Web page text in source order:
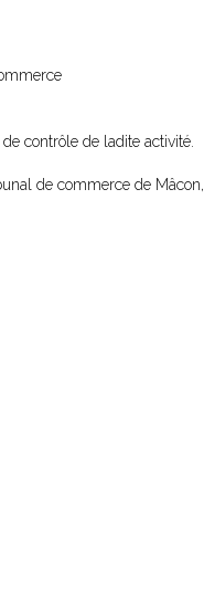
de contrôle de ladite activité.
de commerce de Mâcon,